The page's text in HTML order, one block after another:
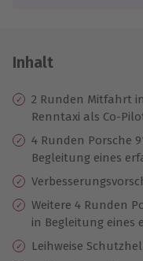
Inhalt
2 Runden Mitfahrt in
Renntaxi als Co-
4 Runden Porsche
Begleitung eines
Weitere 4 Runden
in Begleitung
Leihweise